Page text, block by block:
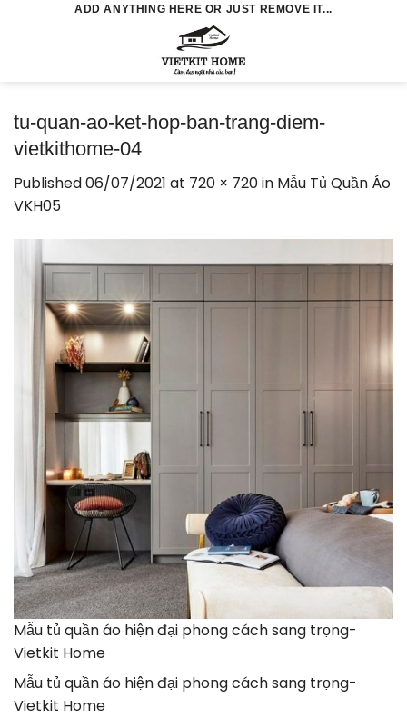
ADD ANYTHING HERE OR JUST REMOVE IT...
tu-quan-ao-ket-hop-ban-trang-diem-
vietkithome-04
Published06/07/2021 at 720 × 720in Mẫu Tủ Quần Áo
VKH05
Mẫu tủ quần áo hiện đại phong cách sang trọng-
Vietkit Home
Mẫu tủ quần áo hiện đại phong cách sang trọng-
Vietkit Home